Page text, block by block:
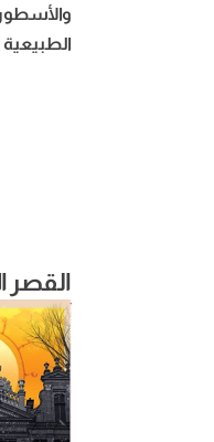
القصر